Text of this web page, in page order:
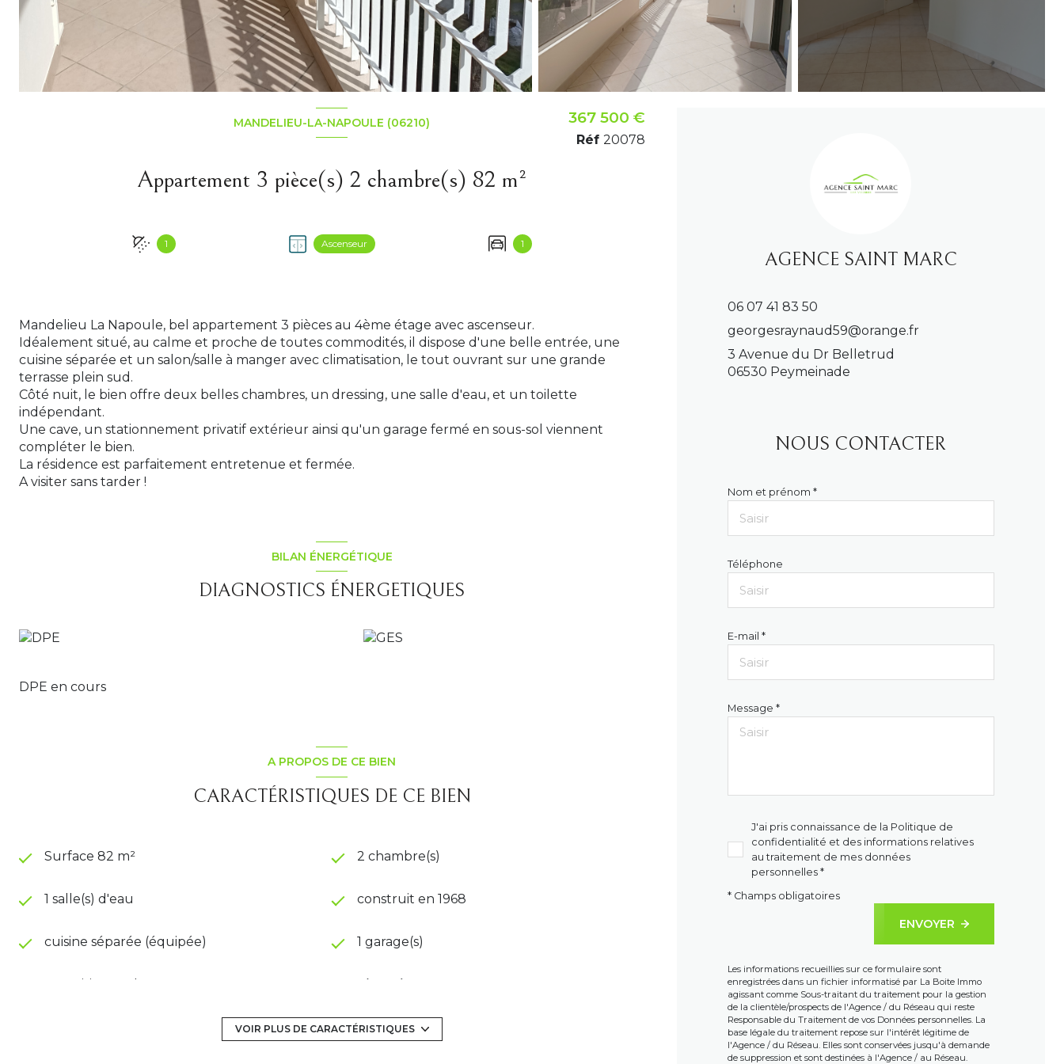
MANDELIEU-LA-NAPOULE (06210)
Appartement 3 pièce(s) 2 chambre(s) 82 m²
1 Ascenseur 1
367 500 €
Réf 20078
Mandelieu La Napoule, bel appartement 3 pièces au 4ème étage avec ascenseur.
Idéalement situé, au calme et proche de toutes commodités, il dispose d'une belle entrée, une
cuisine séparée et un salon/salle à manger avec climatisation, le tout ouvrant sur une grande
terrasse plein sud.
Côté nuit, le bien offre deux belles chambres, un dressing, une salle d'eau, et un toilette
indépendant.
Une cave, un stationnement privatif extérieur ainsi qu'un garage fermé en sous-sol viennent
compléter le bien.
La résidence est parfaitement entretenue et fermée.
A visiter sans tarder !
BILAN ÉNERGÉTIQUE
DIAGNOSTICS ÉNERGETIQUES
DPE en cours
A PROPOS DE CE BIEN
CARACTÉRISTIQUES DE CE BIEN
Surface 82 m² 2 chambre(s)
1 salle(s) d'eau construit en 1968
cuisine séparée (équipée) 1 garage(s)
exposition Sud 4ème étage
ascenseur
VOIR PLUS DE CARACTÉRISTIQUES
AGENCE SAINT MARC
06 07 41 83 50
georgesraynaud59@orange.fr
3 Avenue du Dr Belletrud
06530 Peymeinade
NOUS CONTACTER
Nom et prénom *
Téléphone
E-mail *
Message *
J'ai pris connaissance de la Politique de
confidentialité et des informations relatives
au traitement de mes données
personnelles *
* Champs obligatoires
ENVOYER
Les informations recueillies sur ce formulaire sont
enregistrées dans un fichier informatisé par La Boite Immo
agissant comme Sous-traitant du traitement pour la gestion
de la clientèle/prospects de l'Agence / du Réseau qui reste
Responsable du Traitement de vos Données personnelles. La
base légale du traitement repose sur l'intérêt légitime de
l'Agence / du Réseau. Elles sont conservées jusqu'à demande
de suppression et sont destinées à l'Agence / au Réseau.